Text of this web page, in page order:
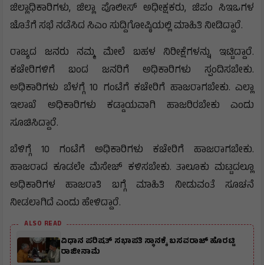
ಜಿಲ್ಲಾಧಿಕಾರಿಗಳು, ಜಿಲ್ಲಾ ಪೊಲೀಸ್ ಅಧೀಕ್ಷಕರು, ಜಿಪಂ ಸಿಇಒಗಳ
ಜೊತೆಗೆ ಸಭೆ ನಡೆಸಿದ ಸಿಎಂ ಸುದ್ದಿಗೋಷ್ಠಿಯಲ್ಲಿ ಮಾಹಿತಿ ನೀಡಿದ್ದಾರೆ.
ರಾಜ್ಯದ ಜನರು ನಮ್ಮ ಮೇಲೆ ಬಹಳ ನಿರೀಕ್ಷೆಗಳನ್ನು ಇಟ್ಟಿದ್ದಾರೆ.
ಕಚೇರಿಗಳಿಗೆ ಬಂದ ಜನರಿಗೆ ಅಧಿಕಾರಿಗಳು ಸ್ಪಂದಿಸಬೇಕು.
ಅಧಿಕಾರಿಗಳು ಬೆಳಗ್ಗೆ 10 ಗಂಟೆಗೆ ಕಚೇರಿಗೆ ಹಾಜರಾಗಬೇಕು. ಎಲ್ಲಾ
ಇಲಾಖೆ ಅಧಿಕಾರಿಗಳು ಕಡ್ಡಾಯವಾಗಿ ಹಾಜರಿರಬೇಕು ಎಂದು
ಸೂಚಿಸಿದ್ದಾರೆ.
ಬೆಳಿಗ್ಗೆ 10 ಗಂಟೆಗೆ ಅಧಿಕಾರಿಗಳು ಕಚೇರಿಗೆ ಹಾಜರಾಗಬೇಕು.
ಹಾಜರಾದ ಕೂಡಲೇ ಮೆಸೇಜ್ ಕಳಿಸಬೇಕು. ತಾಲೂಕು ಮಟ್ಟದಲ್ಲೂ
ಅಧಿಕಾರಿಗಳ ಹಾಜರಾತಿ ಬಗ್ಗೆ ಮಾಹಿತಿ ನೀಡುವಂತೆ ಸೂಚನೆ
ನೀಡಲಾಗಿದೆ ಎಂದು ಹೇಳಿದ್ದಾರೆ.
ALSO READ
ವಿಧಾನ ಪರಿಷತ್ ಸಭಾಪತಿ ಸ್ಥಾನಕ್ಕೆ ಬಸವರಾಜ್ ಹೊರಟ್ಟಿ
ರಾಜೀನಾಮೆ